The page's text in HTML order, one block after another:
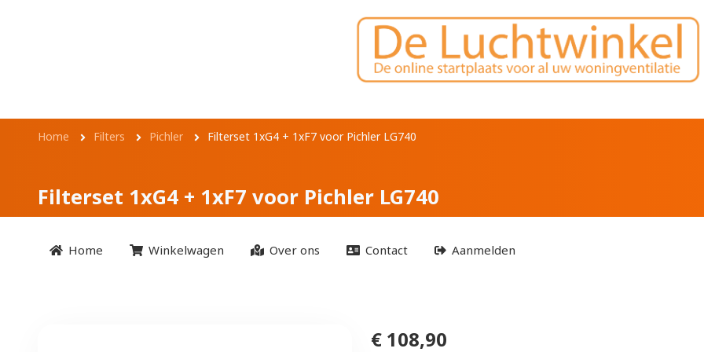
Filterset 1xG4 + 1xF7 voor Pichler
Kruimelpad
Home Filters Pichler Filterset 1xG4 + 1xF7 voor Pichler LG740
Filterset 1xG4 + 1xF7 voor Pichler LG740
Home Winkelwagen Over ons Contact Aanmelden
€ 108,90